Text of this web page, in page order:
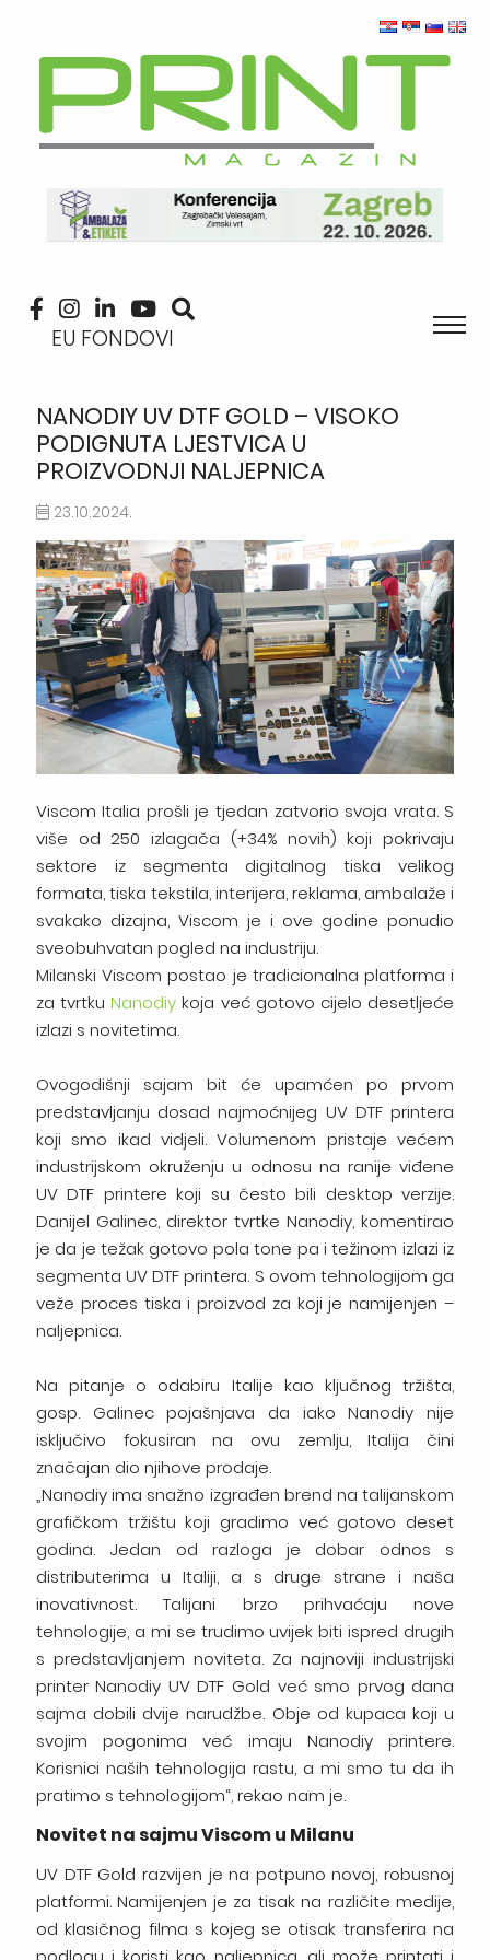
EU FONDOVI
NANODIY UV DTF GOLD – VISOKO
PODIGNUTA LJESTVICA U
PROIZVODNJI NALJEPNICA
23.10.2024.
Viscom Italia prošli je tjedan zatvorio svoja vrata. S
više od 250 izlagača (+34% novih) koji pokrivaju
sektore iz segmenta digitalnog tiska velikog
formata, tiska tekstila, interijera, reklama, ambalaže i
svakako dizajna, Viscom je i ove godine ponudio
sveobuhvatan pogled na industriju.
Milanski Viscom postao je tradicionalna platforma i
za tvrtku Nanodiy koja već gotovo cijelo desetljeće
izlazi s novitetima.
Ovogodišnji sajam bit će upamćen po prvom
predstavljanju dosad najmoćnijeg UV DTF printera
koji smo ikad vidjeli. Volumenom pristaje većem
industrijskom okruženju u odnosu na ranije viđene
UV DTF printere koji su često bili desktop verzije.
Danijel Galinec, direktor tvrtke Nanodiy, komentirao
je da je težak gotovo pola tone pa i težinom izlazi iz
segmenta UV DTF printera. S ovom tehnologijom ga
veže proces tiska i proizvod za koji je namijenjen –
naljepnica.
Na pitanje o odabiru Italije kao ključnog tržišta,
gosp. Galinec pojašnjava da iako Nanodiy nije
isključivo fokusiran na ovu zemlju, Italija čini
značajan dio njihove prodaje.
„Nanodiy ima snažno izgrađen brend na talijanskom
grafičkom tržištu koji gradimo već gotovo deset
godina. Jedan od razloga je dobar odnos s
distributerima u Italiji, a s druge strane i naša
inovativnost. Talijani brzo prihvaćaju nove
tehnologije, a mi se trudimo uvijek biti ispred drugih
s predstavljanjem noviteta. Za najnoviji industrijski
printer Nanodiy UV DTF Gold već smo prvog dana
sajma dobili dvije narudžbe. Obje od kupaca koji u
svojim pogonima već imaju Nanodiy printere.
Korisnici naših tehnologija rastu, a mi smo tu da ih
pratimo s tehnologijom“, rekao nam je.
Novitet na sajmu Viscom u Milanu
UV DTF Gold razvijen je na potpuno novoj, robusnoj
platformi. Namijenjen je za tisak na različite medije,
od klasičnog filma s kojeg se otisak transferira na